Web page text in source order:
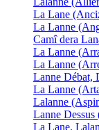
La Lane
La Lanne
Camî dera
La Lanne
La Lanne
Lanne Débat,
La Lanne
Lalanne
Lanne
La Lane,